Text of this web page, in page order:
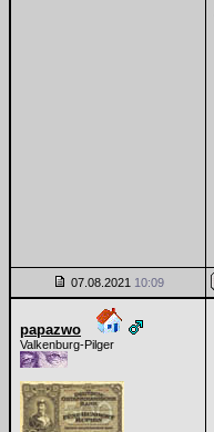
07.08.2021 10:09
papazwo
Valkenburg-Pilger